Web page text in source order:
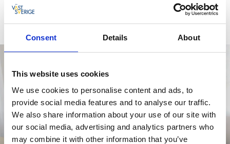
Consent Details About
This website uses cookies
We use cookies to personalise content and ads, to
provide social media features and to analyse our traffic.
We also share information about your use of our site with
our social media, advertising and analytics partners who
may combine it with other information that you’ve
leje en? Intet problem, du kan endda få cyklen leveret